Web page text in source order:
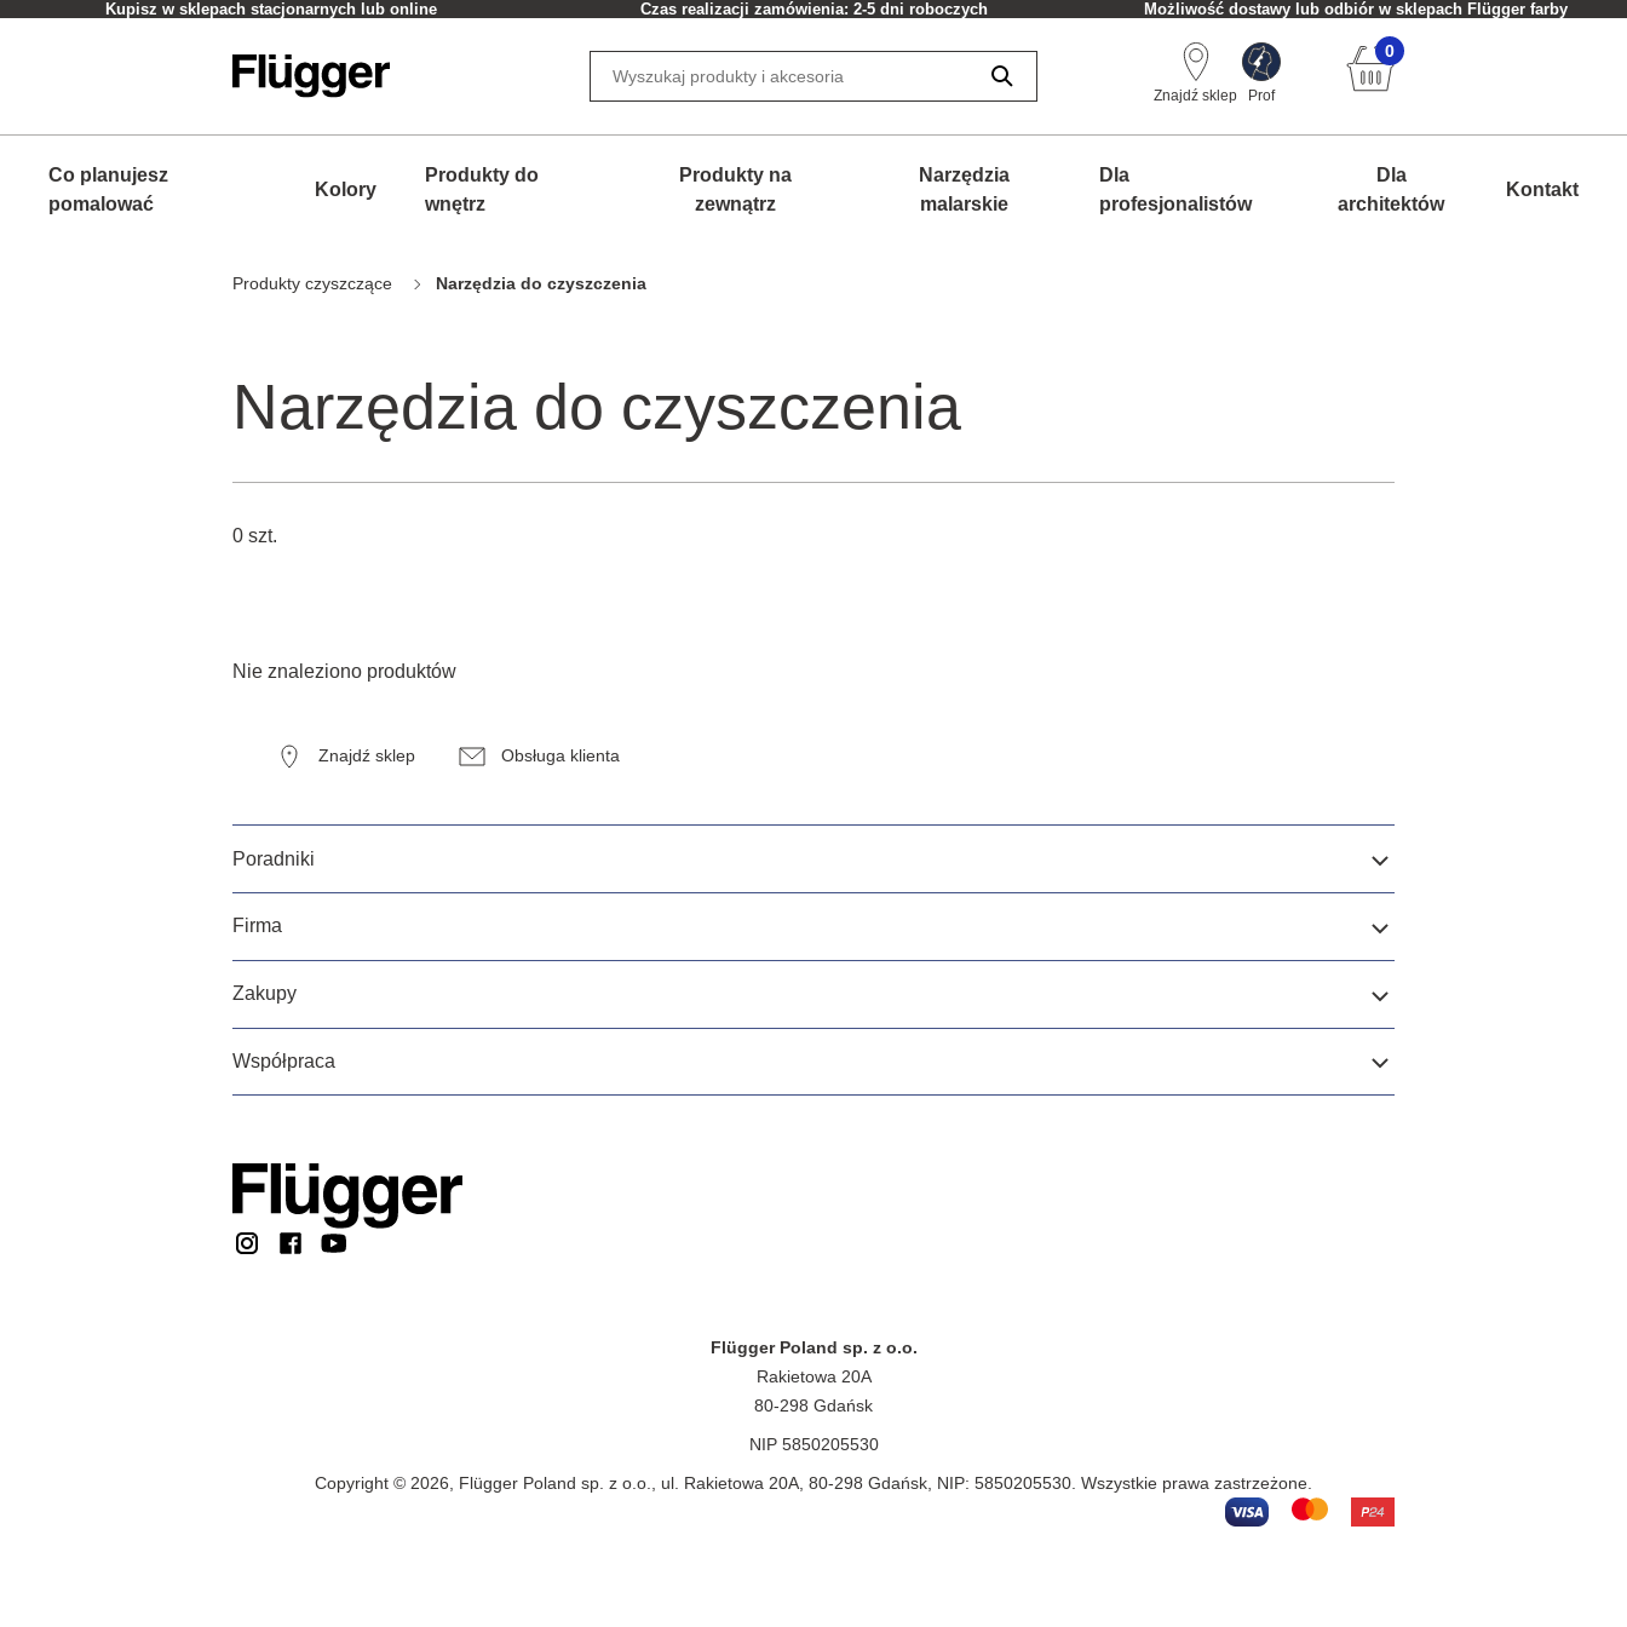
Kupisz w sklepach stacjonarnych lub online Czas realizacji zamówienia: 2-5 dni roboczych Możliwość dostawy lub odbiór w sklepach Flügger farby
Znajdź sklep Prof
0
Co planujesz
pomalować
Kolory
Produkty do
wnętrz
Produkty na
zewnątrz
Narzędzia
malarskie
Dla
profesjonalistów
Dla
architektów
Kontakt
Produkty czyszczące Narzędzia do czyszczenia
Narzędzia do czyszczenia
0 szt.
Nie znaleziono produktów
Znajdź sklep Obsługa klienta
Poradniki
Firma
Zakupy
Współpraca
Flügger Poland sp. z o.o.
Rakietowa 20A
80-298 Gdańsk
NIP 5850205530
Copyright © 2026, Flügger Poland sp. z o.o., ul. Rakietowa 20A, 80-298 Gdańsk, NIP: 5850205530. Wszystkie prawa zastrzeżone.